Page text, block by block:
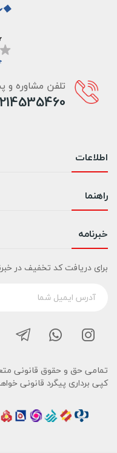
تلفن مشاوره و
اطلاعات
راهنما
خبرنامه
برای دریافت کد تخفیف در
تمامی حق و حقوق قانونی
کپی برداری پیگرد قانونی